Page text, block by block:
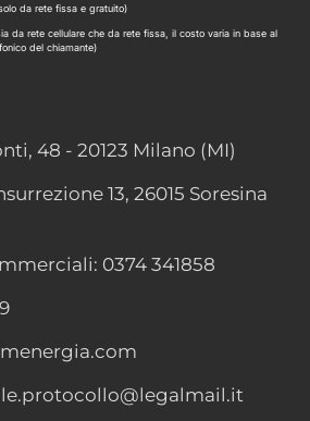
da rete fissa e gratuito)
da rete cellulare che da rete fissa, il costo varia in base al
del chiamante)
48 - 20123 Milano (MI)
13, 26015 Soresina
0374 341858